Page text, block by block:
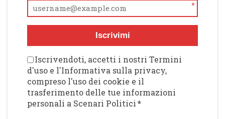
*
Iscrivimi
Iscrivendoti, accetti i nostri Termini
d'uso e l'Informativa sulla privacy,
compreso l'uso dei cookie e il
trasferimento delle tue informazioni
personali a Scenari Politici*